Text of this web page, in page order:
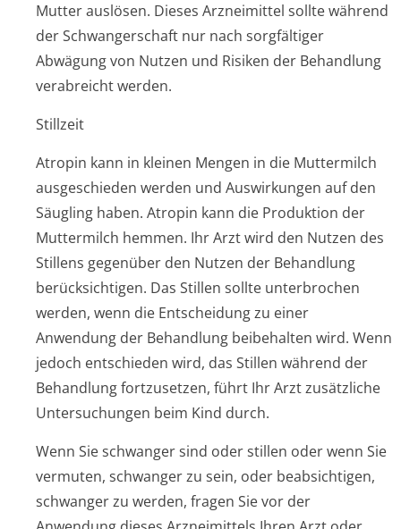
Mutter auslösen. Dieses Arzneimittel sollte während
der Schwangerschaft nur nach sorgfältiger
Abwägung von Nutzen und Risiken der Behandlung
verabreicht werden.
Stillzeit
Atropin kann in kleinen Mengen in die Muttermilch
ausgeschieden werden und Auswirkungen auf den
Säugling haben. Atropin kann die Produktion der
Muttermilch hemmen. Ihr Arzt wird den Nutzen des
Stillens gegenüber den Nutzen der Behandlung
berücksichtigen. Das Stillen sollte unterbrochen
werden, wenn die Entscheidung zu einer
Anwendung der Behandlung beibehalten wird. Wenn
jedoch entschieden wird, das Stillen während der
Behandlung fortzusetzen, führt Ihr Arzt zusätzliche
Untersuchungen beim Kind durch.
Wenn Sie schwanger sind oder stillen oder wenn Sie
vermuten, schwanger zu sein, oder beabsichtigen,
schwanger zu werden, fragen Sie vor der